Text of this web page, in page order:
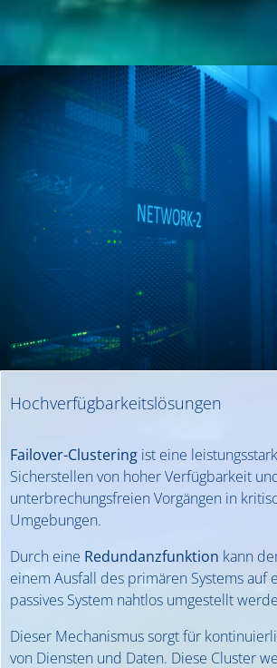
Hochverfügbarkeitslösungen
Failover-Clustering ist eine
Sicherstellen von hoher Verfügbarkeit
unterbrechungsfreien Vorgängen in
Umgebungen.
Durch eine Redundanzfunktion kann
einem Ausfall des primären Systems auf
passives System nahtlos umgestellt
Dieser Mechanismus sorgt für
von Diensten und Daten. Diese Cluster